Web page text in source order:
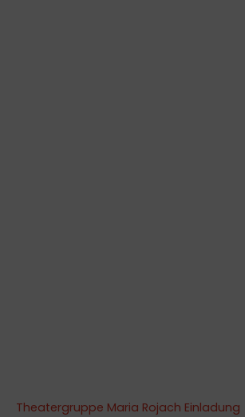
Theatergruppe Maria Rojach Einladung